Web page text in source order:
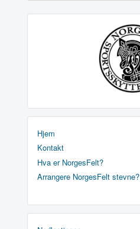
Hjem
Kontakt
Hva er NorgesFelt?
Arrangere NorgesFelt stevne?